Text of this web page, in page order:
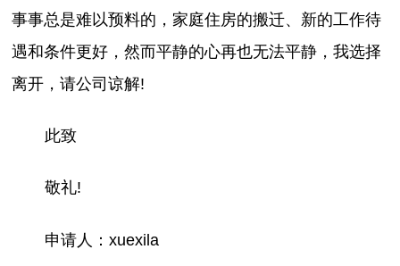
事事总是难以预料的，家庭住房的搬迁、新的工作待
遇和条件更好，然而平静的心再也无法平静，我选择
离开，请公司谅解!
此致
敬礼!
申请人：xuexila